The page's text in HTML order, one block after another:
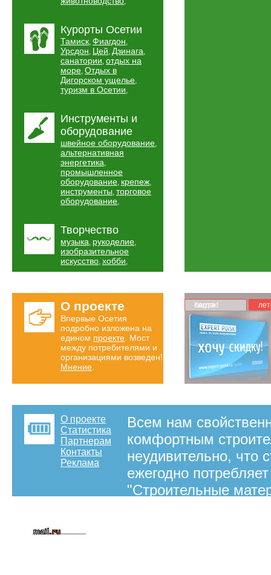
Курорты Осетии
Тамиск, Фиагдон,
Урсдон, Цей, Дзинага,
санатории, отдых на
море, Отдых в
Дигорском ущелье,
туризм в Осетии,
Инструменты и
оборудование
швейное оборудование,
альтернативная
энергетика,
промышленное
оборудование, крепеж,
инструменты, торговое
оборудование,
Творчество
музыка, рукоделие,
изобразительное
искусство, хобби,
О проекте
Впервые Осетия
подробно изложена на
едином проекте . Мост
между потребителями и
организациями возведен!
Мнение
Карта скидок!
О проекте
Статистика
Партнерам
Контакты
Реклама
Всем нам
комфортным
неудивительно, что
ежегодно
"Строительные